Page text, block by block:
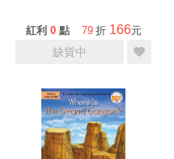
紅利 0 點 79 折 166元
缺貨中